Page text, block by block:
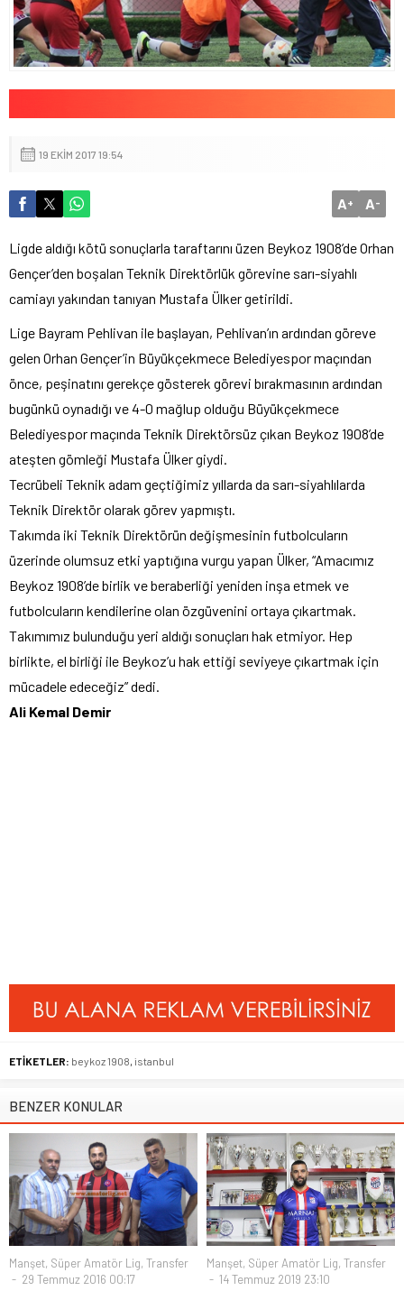
19 EKIM 2017 19:54
A+ A-
Ligde aldığı kötü sonuçlarla taraftarını üzen Beykoz 1908’de Orhan
Gençer’den boşalan Teknik Direktörlük görevine sarı-siyahlı
camiayı yakından tanıyan Mustafa Ülker getirildi.
Lige Bayram Pehlivan ile başlayan, Pehlivan’ın ardından göreve
gelen Orhan Gençer’in Büyükçekmece Belediyespor maçından
önce, peşinatını gerekçe gösterek görevi bırakmasının ardından
bugünkü oynadığı ve 4-0 mağlup olduğu Büyükçekmece
Belediyespor maçında Teknik Direktörsüz çıkan Beykoz 1908’de
ateşten gömleği Mustafa Ülker giydi.
Tecrübeli Teknik adam geçtiğimiz yıllarda da sarı-siyahlılarda
Teknik Direktör olarak görev yapmıştı.
Takımda iki Teknik Direktörün değişmesinin futbolcuların
üzerinde olumsuz etki yaptığına vurgu yapan Ülker, “Amacımız
Beykoz 1908’de birlik ve beraberliği yeniden inşa etmek ve
futbolcuların kendilerine olan özgüvenini ortaya çıkartmak.
Takımımız bulunduğu yeri aldığı sonuçları hak etmiyor. Hep
birlikte, el birliği ile Beykoz’u hak ettiği seviyeye çıkartmak için
mücadele edeceğiz” dedi.
Ali Kemal Demir
ETİKETLER: beykoz 1908 istanbul
BENZER KONULAR
Manşet, Süper Amatör Lig, Transfer
29 Temmuz 2016 00:17
Manşet, Süper Amatör Lig, Transfer
14 Temmuz 2019 23:10